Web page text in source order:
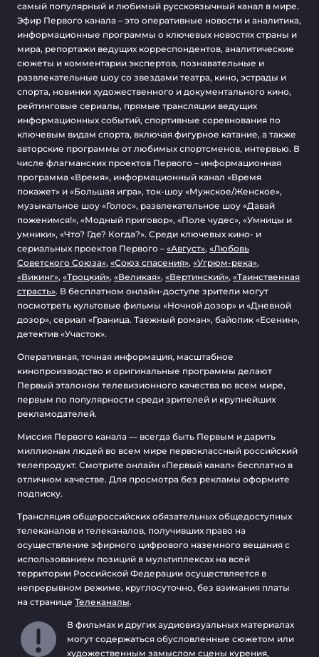
самый популярный и любимый русскоязычный канал в мире.
Эфир Первого канала – это оперативные новости и аналитика,
информационные программы о ключевых новостях страны и
мира, репортажи ведущих корреспондентов, аналитические
сюжеты и комментарии экспертов, познавательные и
развлекательные шоу со звездами театра, кино, эстрады и
спорта, новинки художественного и документального кино,
рейтинговые сериалы, прямые трансляции ведущих
информационных событий, спортивные соревнования по
ключевым видам спорта, включая фигурное катание, а также
авторские программы от любимых спортсменов, интервью. В
числе флагманских проектов Первого – информационная
программа «Время», информационный канал «Время
покажет» и «Большая игра», ток-шоу «Мужское/Женское»,
музыкальное шоу «Голос», развлекательное шоу «Давай
поженимся!», «Модный приговор», «Поле чудес», «Умницы и
умники», «Что? Где? Когда?». Среди ключевых кино- и
сериальных проектов Первого – «Август», «Любовь
Советского Союза», «Союз спасения», «Угрюм-река»,
«Викинг», «Троцкий», «Великая», «Вертинский», «Таинственная
страсть». В бесплатном онлайн-доступе зрители могут
посмотреть культовые фильмы «Ночной дозор» и «Дневной
дозор», сериал «Граница. Таежный роман», байопик «Есенин»,
детектив «Участок».
Оперативная, точная информация, масштабное
кинопроизводство и оригинальные программы делают
Первый эталоном телевизионного качества во всем мире,
первым по популярности среди зрителей и крупнейших
рекламодателей.
Миссия Первого канала — всегда быть Первым и дарить
миллионам людей во всем мире первоклассный российский
телепродукт. Смотрите онлайн «Первый канал» бесплатно в
отличном качестве. Для просмотра без рекламы оформите
подписку.
Трансляция общероссийских обязательных общедоступных
телеканалов и телеканалов, получивших право на
осуществление эфирного цифрового наземного вещания с
использованием позиций в мультиплексах на всей
территории Российской Федерации осуществляется в
непрерывном режиме, круглосуточно, без взимания платы
на странице Телеканалы.
В фильмах и других аудиовизуальных материалах
могут содержаться обусловленные сюжетом или
художественным замыслом сцены курения,